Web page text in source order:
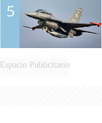
5
Espacio Publicitario